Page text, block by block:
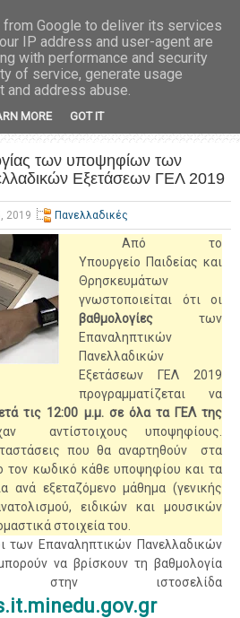
των υποψηφίων των
Εξετάσεων ΓΕΛ 2019
2019 Πανελλαδικές
Από το
Υπουργείο Παιδείας και
Θρησκευμάτων
γνωστοποιείται ότι οι
βαθμολογίες των
Επαναληπτικών
Πανελλαδικών
Εξετάσεων ΓΕΛ 2019
προγραμματίζεται να
τις 12:00 μ.μ. σε όλα τα ΓΕΛ της
αντίστοιχους υποψηφίους.
που θα αναρτηθούν στα
τον κωδικό κάθε υποψηφίου και τα
ανά εξεταζόμενο μάθημα (γενικής
ειδικών και μουσικών
στοιχεία του.
των Επαναληπτικών Πανελλαδικών
να βρίσκουν τη βαθμολογία
ιστοσελίδα
Google to deliver its services
IP address and user-agent are
with performance and security
of service, generate usage
address abuse.
MORE GOT IT